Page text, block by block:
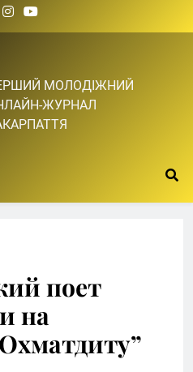
– ЦЕ
МОЛОДІЖНИЙ
ЖУРНАЛ
поет
на